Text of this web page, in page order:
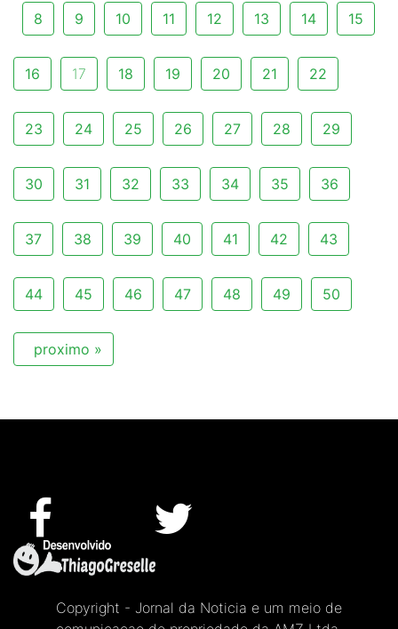
8 9 10 11 12 13 14 15
16 17 18 19 20 21 22
23 24 25 26 27 28 29
30 31 32 33 34 35 36
37 38 39 40 41 42 43
44 45 46 47 48 49 50
proximo »
Copyright - Jornal da Noticia e um meio de